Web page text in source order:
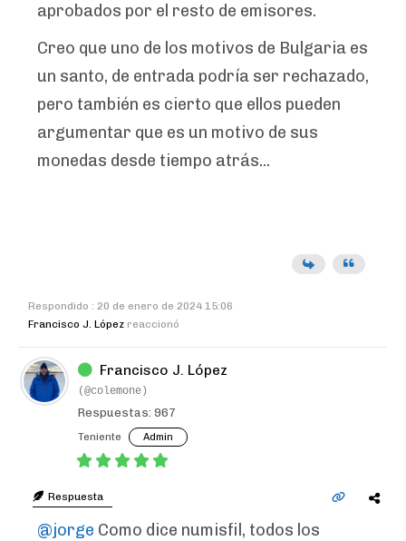
aprobados por el resto de emisores.
Creo que uno de los motivos de Bulgaria es
un santo, de entrada podría ser rechazado,
pero también es cierto que ellos pueden
argumentar que es un motivo de sus
monedas desde tiempo atrás...
Respondido : 20 de enero de 2024 15:06
Francisco J. López reaccionó
Francisco J. López
(@colemone)
Respuestas: 967
Teniente Admin
Respuesta
@jorge Como dice numisfil, todos los